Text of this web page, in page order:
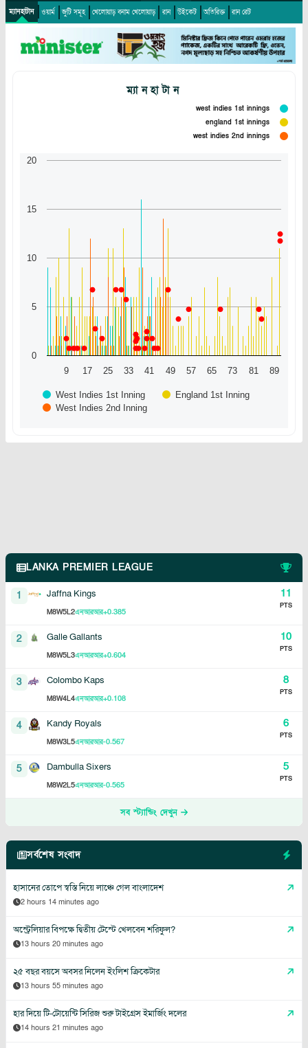
ম্যানহাটান ওয়ার্ম জুটি সমূহ খেলোয়াড় বনাম খেলোয়াড় রান উইকেট অতিরিক্ত রান রেট
ম্যানহাটান
west indies 1st innings
england 1st innings
west indies 2nd innings
West Indies 1st Inning
England 1st Inning
West Indies 2nd Inning
9 17 25 33 41 49 57 65 73 81 89
0
5
10
15
20
LANKA PREMIER LEAGUE
1 Jaffna Kings
M8W5L2এনআরআর+0.385
11
PTS
2 Galle Gallants
M8W5L3এনআরআর+0.604
10
PTS
3 Colombo Kaps
M8W4L4এনআরআর+0.108
8
PTS
4 Kandy Royals
M8W3L5এনআরআর-0.567
6
PTS
5 Dambulla Sixers
M8W2L5এনআরআর-0.565
5
PTS
সব স্ট্যান্ডিং দেখুন
সর্বশেষ সংবাদ
হাসানের তোপে স্বস্তি নিয়ে লাঞ্চে গেল বাংলাদেশ
2 hours 14 minutes ago
অস্ট্রেলিয়ার বিপক্ষে দ্বিতীয় টেস্টে খেলবেন শরিফুল?
13 hours 20 minutes ago
২৫ বছর বয়সে অবসর নিলেন ইংলিশ ক্রিকেটার
13 hours 55 minutes ago
হার দিয়ে টি-টোয়েন্টি সিরিজ শুরু টাইগ্রেস ইমার্জিং দলের
14 hours 21 minutes ago